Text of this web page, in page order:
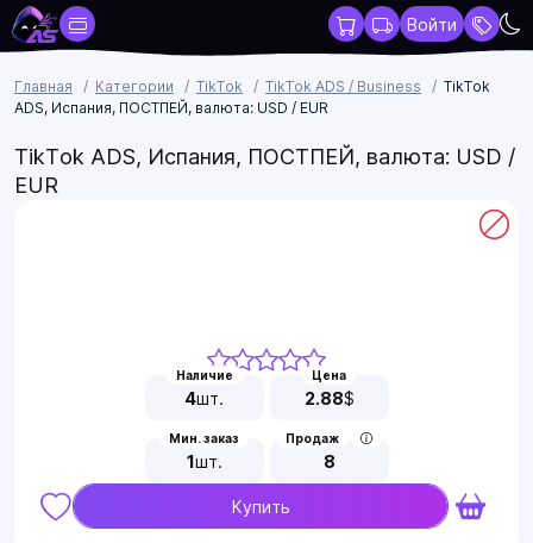
Войти
Главная Категории TikTok TikTok ADS / Business
TikTok
ADS, Испания, ПОСТПЕЙ, валюта: USD / EUR
TikTok ADS, Испания, ПОСТПЕЙ, валюта: USD /
EUR
Наличие
4шт.
Цена
2.88$
Мин. заказ
1шт.
Продаж
8
Купить